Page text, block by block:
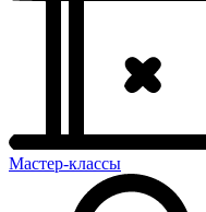
Мастер-классы